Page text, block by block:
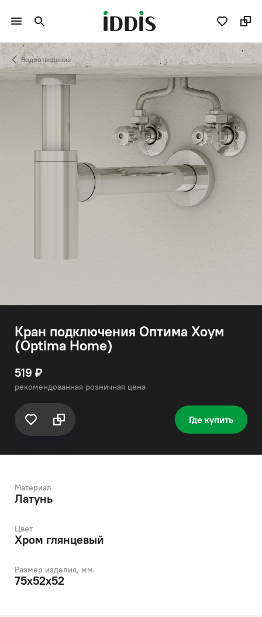
Водоотведение
Кран подключения Оптима Хоум
(Optima Home)
519 ₽
рекомендованная розничная цена
Где купить
Материал
Латунь
Цвет
Хром глянцевый
Размер изделия, мм.
75x52x52